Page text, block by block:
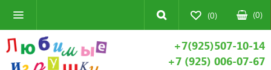
(0) (0)
+7(925)507-10-14
+7 (925) 006-07-67